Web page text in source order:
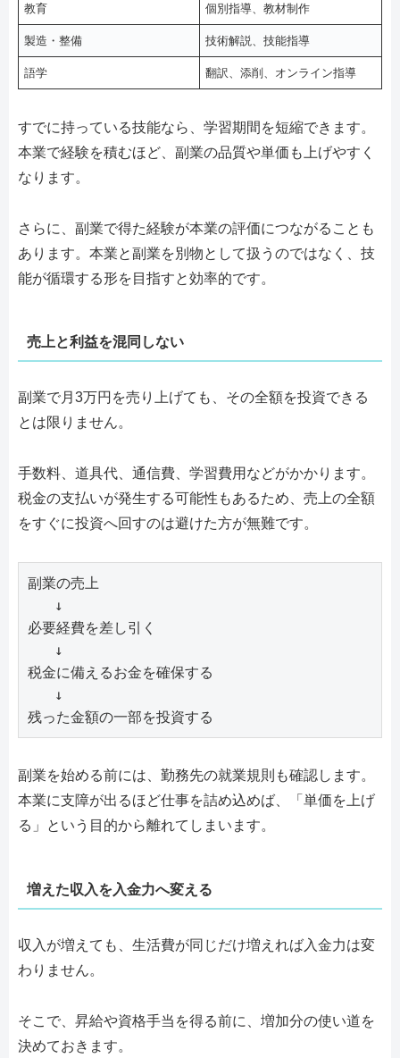
教育 個別指導、教材制作
製造・整備 技術解説、技能指導
語学 翻訳、添削、オンライン指導
すでに持っている技能なら、学習期間を短縮できます。
本業で経験を積むほど、副業の品質や単価も上げやすく
なります。
さらに、副業で得た経験が本業の評価につながることも
あります。本業と副業を別物として扱うのではなく、技
能が循環する形を目指すと効率的です。
売上と利益を混同しない
副業で月3万円を売り上げても、その全額を投資できる
とは限りません。
手数料、道具代、通信費、学習費用などがかかります。
税金の支払いが発生する可能性もあるため、売上の全額
をすぐに投資へ回すのは避けた方が無難です。
副業の売上
必要経費を差し引く
税金に備えるお金を確保する
残った金額の一部を投資する
副業を始める前には、勤務先の就業規則も確認します。
本業に支障が出るほど仕事を詰め込めば、「単価を上げ
る」という目的から離れてしまいます。
増えた収入を入金力へ変える
収入が増えても、生活費が同じだけ増えれば入金力は変
わりません。
そこで、昇給や資格手当を得る前に、増加分の使い道を
決めておきます。